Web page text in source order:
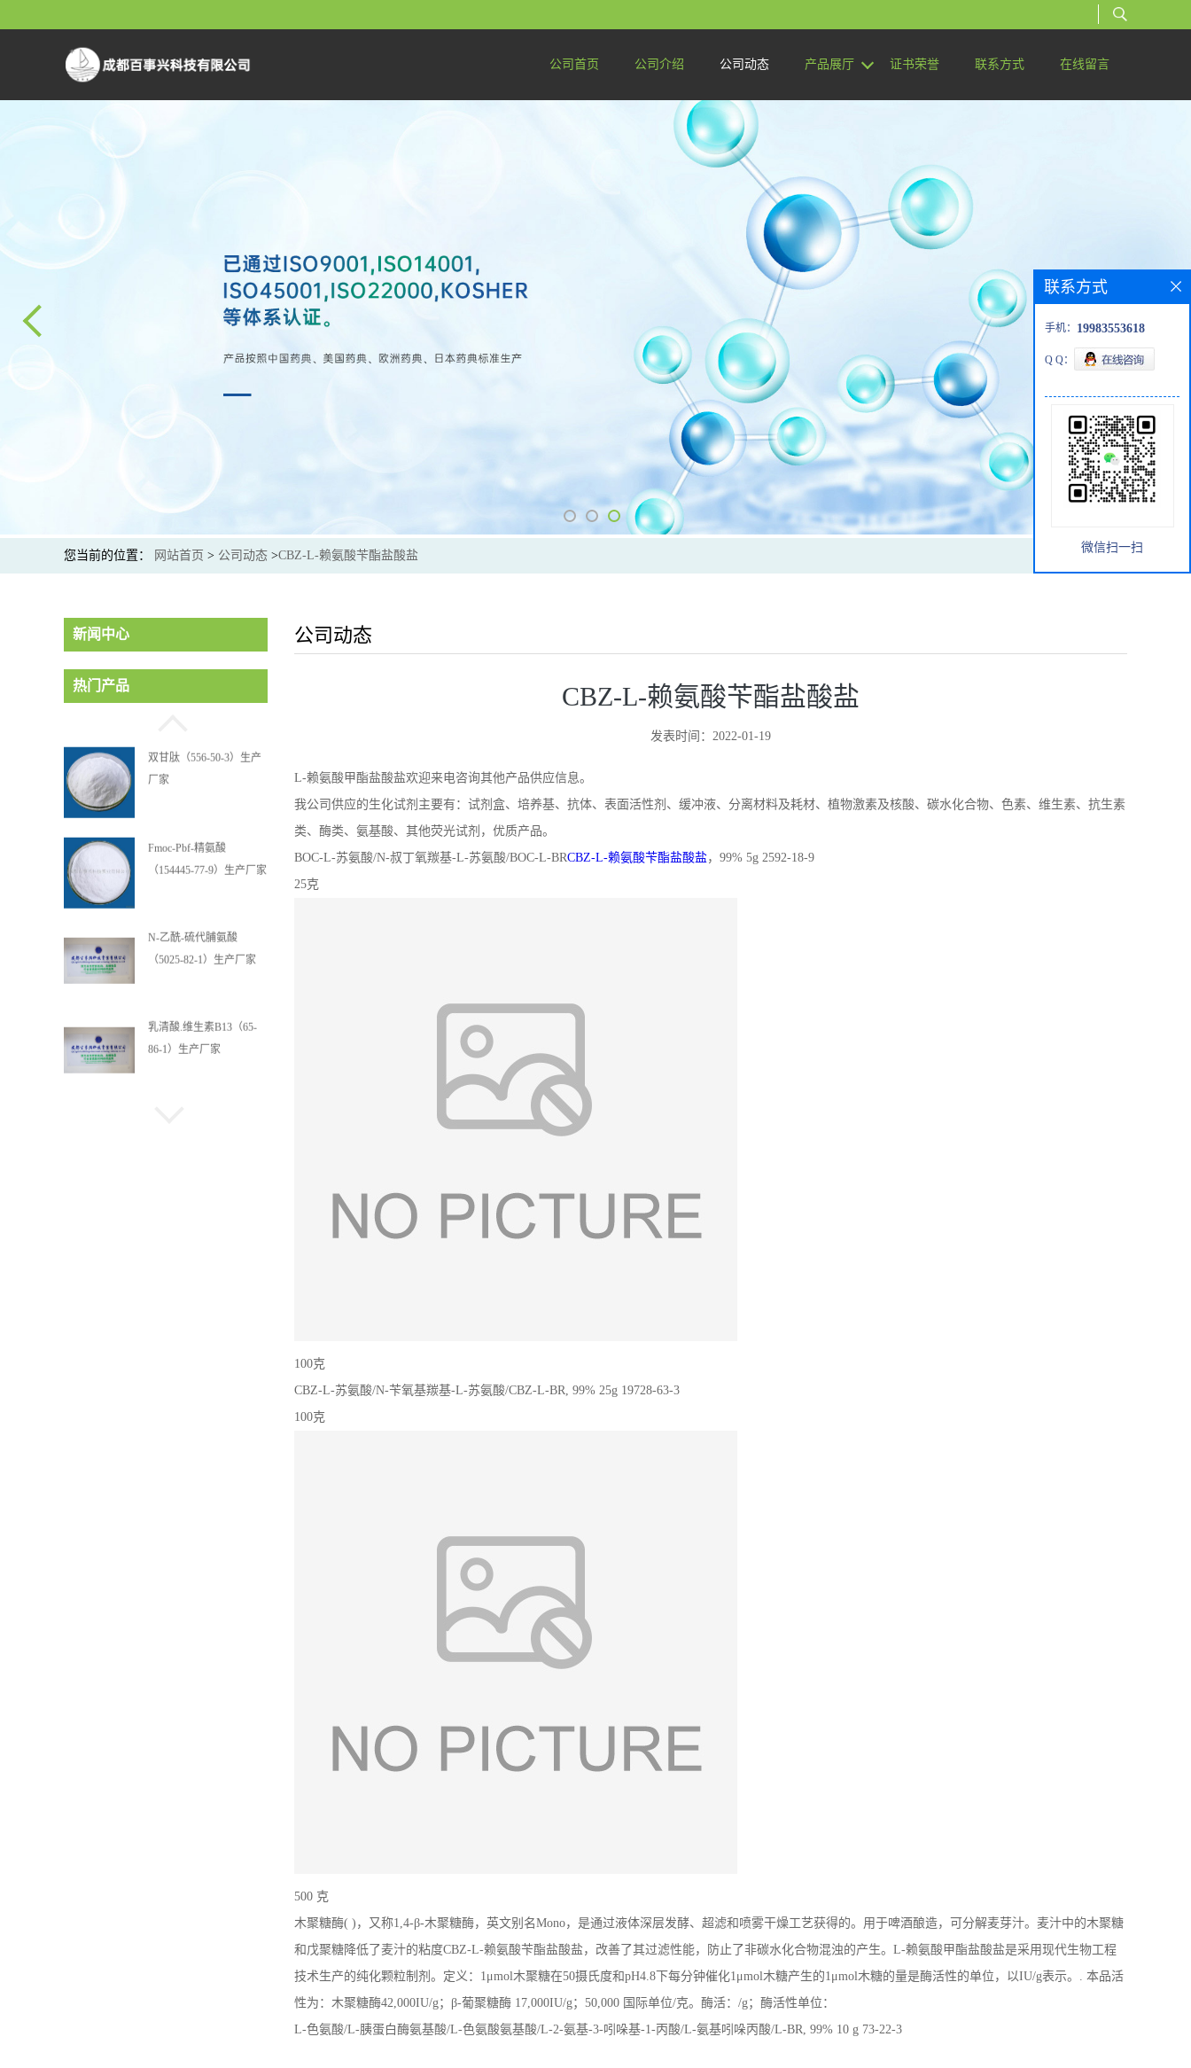
公司首页 公司介绍 公司动态 产品展厅 证书荣誉 联系方式 在线留言
您当前的位置： 网站首页 > 公司动态 >CBZ-L-赖氨酸苄酯盐酸盐
新闻中心
热门产品
双甘肽（556-50-3）生产
Fmoc-Pbf-精氨酸
（154445-77-9）生产厂家
N-乙酰-硫代脯氨酸
（5025-82-1）生产厂家
乳清酸.维生素B13（65-
86-1）生产厂家
乳清酸镁 （34717-03-8）
生产厂家
公司动态
CBZ-L-赖氨酸苄酯盐酸盐
发表时间：2022-01-19
L-赖氨酸甲酯盐酸盐欢迎来电咨询其他产品供应信息。
我公司供应的生化试剂主要有：试剂盒、培养基、抗体、表面活性剂、缓冲液、分离材料及耗材、植物激素及核酸、碳水化合物、色素、维生素、抗生素
类、酶类、氨基酸、其他荧光试剂，优质产品。
BOC-L-苏氨酸/N-叔丁氧羰基-L-苏氨酸/BOC-L-BRCBZ-L-赖氨酸苄酯盐酸盐，99% 5g 2592-18-9
25克
100克
CBZ-L-苏氨酸/N-苄氧基羰基-L-苏氨酸/CBZ-L-BR, 99% 25g 19728-63-3
100克
500 克
木聚糖酶( )，又称1,4-β-木聚糖酶，英文别名Mono，是通过液体深层发酵、超滤和喷雾干燥工艺获得的。用于啤酒酿造，可分解麦芽汁。麦汁中的木聚糖
和戊聚糖降低了麦汁的粘度CBZ-L-赖氨酸苄酯盐酸盐，改善了其过滤性能，防止了非碳水化合物混浊的产生。L-赖氨酸甲酯盐酸盐是采用现代生物工程
技术生产的纯化颗粒制剂。定义：1μmol木聚糖在50摄氏度和pH4.8下每分钟催化1μmol木糖产生的1μmol木糖的量是酶活性的单位，以IU/g表示。. 本品活
性为：木聚糖酶42,000IU/g；β-葡聚糖酶 17,000IU/g；50,000 国际单位/克。酶活：/g；酶活性单位：
L-色氨酸/L-胰蛋白酶氨基酸/L-色氨酸氨基酸/L-2-氨基-3-吲哚基-1-丙酸/L-氨基吲哚丙酸/L-BR, 99% 10 g 73-22-3
联系方式
手机： 19983553618
Q Q：
微信扫一扫